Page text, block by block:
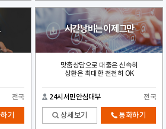
전국
기
시간 낭비는 이제 그만
맞춤상담으로 대출은 신속히
상환은 최대한 천천히 OK
24시서민안심대부 전국
상세보기 통화하기